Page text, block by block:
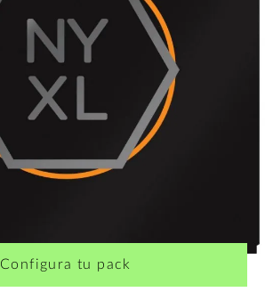
Configura tu pack